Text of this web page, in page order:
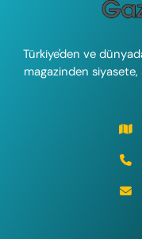
Türkiye'den ve
magazinden